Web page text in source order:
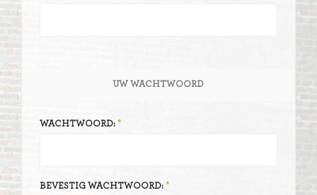
UW WACHTWOORD
WACHTWOORD:
BEVESTIG WACHTWOORD: